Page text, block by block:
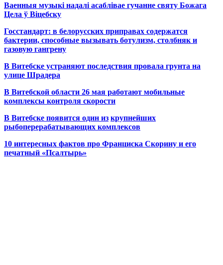
Ваенныя музыкі надалі асаблівае гучанне святу Божага
Цела ў Віцебску
Госстандарт: в белорусских приправах содержатся
бактерии, способные вызывать ботулизм, столбняк и
газовую гангрену
В Витебске устраняют последствия провала грунта на
улице Шрадера
В Витебской области 26 мая работают мобильные
комплексы контроля скорости
В Витебске появится один из крупнейших
рыбоперерабатывающих комплексов
10 интересных фактов про Франциска Скорину и его
печатный «Псалтырь»